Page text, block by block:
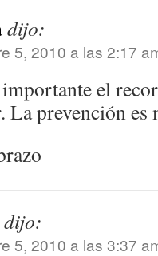
dijo:
5, 2010 a las 2:17
el
La prevención
dijo:
5, 2010 a las 3:37